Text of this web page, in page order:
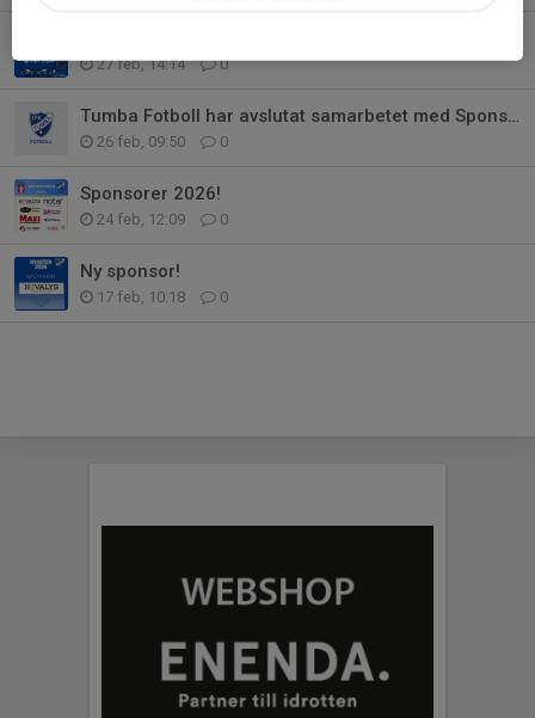
27 feb, 14:14 0
Tumba Fotboll har avslutat samarbetet med Sponsorhuset
26 feb, 09:50 0
Sponsorer 2026!
24 feb, 12:09 0
Ny sponsor!
17 feb, 10:18 0